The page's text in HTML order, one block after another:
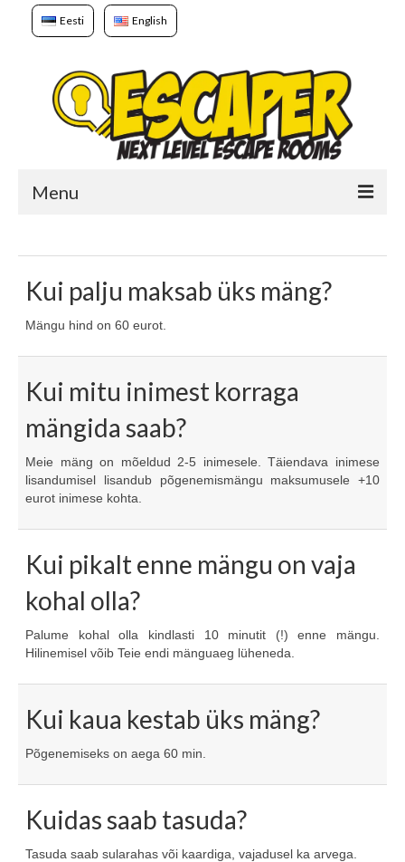
Eesti English
Menu
Mängud
Meist
Kellele?
Kuidas mängida?
Kinkekaart
Sünnipäevad/Üritused
KKK
Kui palju maksab üks mäng?
Mängu hind on 60 eurot.
Kui mitu inimest korraga
mängida saab?
Meie mäng on mõeldud 2-5 inimesele. Täiendava inimese
lisandumisel lisandub põgenemismängu maksumusele +10
eurot inimese kohta.
Kui pikalt enne mängu on vaja
kohal olla?
Palume kohal olla kindlasti 10 minutit (!) enne mängu.
Hilinemisel võib Teie endi mänguaeg lüheneda.
Kui kaua kestab üks mäng?
Põgenemiseks on aega 60 min.
Kuidas saab tasuda?
Tasuda saab sularahas või kaardiga, vajadusel ka arvega.